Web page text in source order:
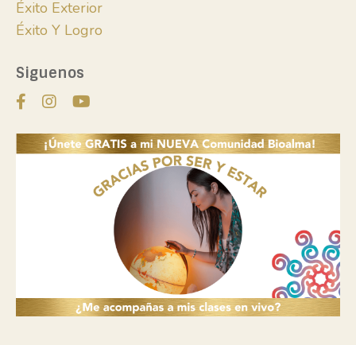
Éxito Exterior
Éxito Y Logro
Siguenos